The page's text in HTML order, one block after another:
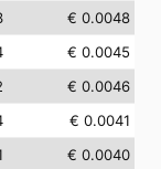
€ 0.0048
€ 0.0045
€ 0.0046
€ 0.0041
€ 0.0040